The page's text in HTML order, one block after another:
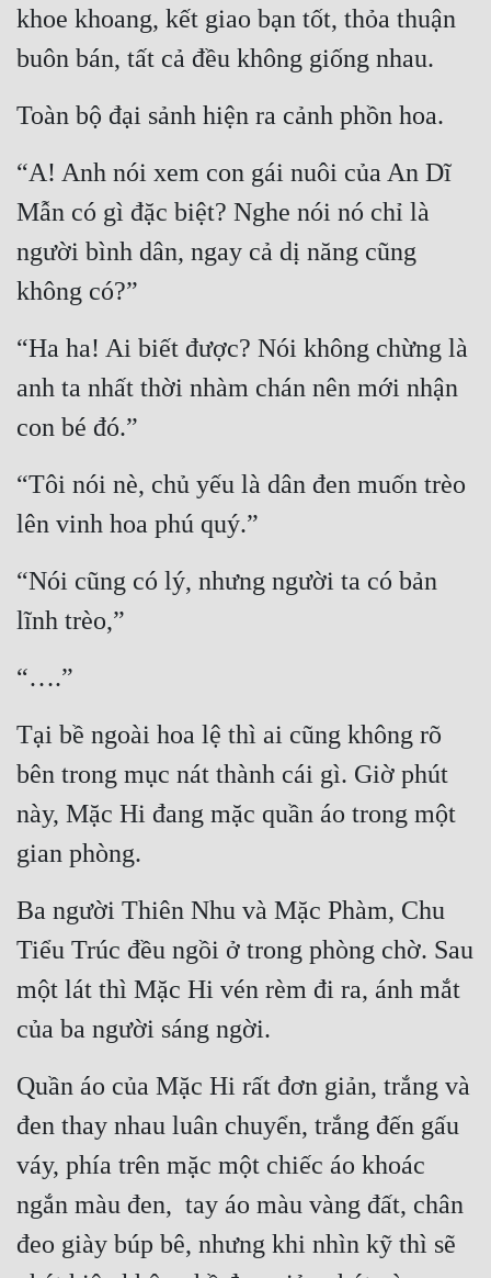
Ngược
Nữ Cường
Nữ Phụ
Phản Phái
Quan Trường
Tiểu Thuyết
Trinh Thám
Triều Đấu
Trùng Sinh
Trọng Sinh
Tu Chân
Tu Tiên
Tội Phạm
Vô Địch
Võ Hiệp
Võng Du
Xuyên Không
Xuyên Nhanh
Xuyên Sách
Xuyên Thư
Điền Văn
khoe khoang, kết giao bạn tốt, thỏa thuận
buôn bán, tất cả đều không giống nhau.
Toàn bộ đại sảnh hiện ra cảnh phồn hoa.
“A! Anh nói xem con gái nuôi của An Dĩ
Mẫn có gì đặc biệt? Nghe nói nó chỉ là
người bình dân, ngay cả dị năng cũng
không có?”
“Ha ha! Ai biết được? Nói không chừng là
anh ta nhất thời nhàm chán nên mới nhận
con bé đó.”
“Tôi nói nè, chủ yếu là dân đen muốn trèo
lên vinh hoa phú quý.”
“Nói cũng có lý, nhưng người ta có bản
lĩnh trèo,”
“….”
Tại bề ngoài hoa lệ thì ai cũng không rõ
bên trong mục nát thành cái gì. Giờ phút
này, Mặc Hi đang mặc quần áo trong một
gian phòng.
Ba người Thiên Nhu và Mặc Phàm, Chu
Tiểu Trúc đều ngồi ở trong phòng chờ. Sau
một lát thì Mặc Hi vén rèm đi ra, ánh mắt
của ba người sáng ngời.
Quần áo của Mặc Hi rất đơn giản, trắng và
đen thay nhau luân chuyển, trắng đến gấu
váy, phía trên mặc một chiếc áo khoác
ngắn màu đen,  tay áo màu vàng đất, chân
đeo giày búp bê, nhưng khi nhìn kỹ thì sẽ